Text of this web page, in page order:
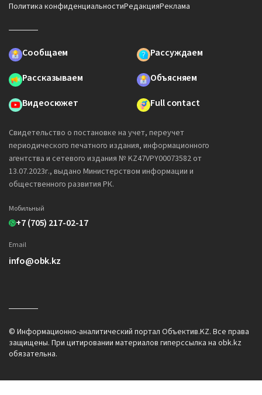
Политика конфиденциальностиРедакцияРеклама
Сообщаем
Рассуждаем
Рассказываем
Объясняем
Видеосюжет
Full contact
Свидетельство о постановке на учет, переучет
периодического печатного издания, информационного
агентства и сетевого издания № KZ47VPY00073582 от
13.07.2023г., выдано Министерством информации и
общественного развития РК.
Мобильный
+7 (705) 217-02-17
Email
info@obk.kz
© Информационно-аналитический портал Объектив.KZ. Все права
защищены. При цитировании материалов гиперссылка на obk.kz
обязательна.